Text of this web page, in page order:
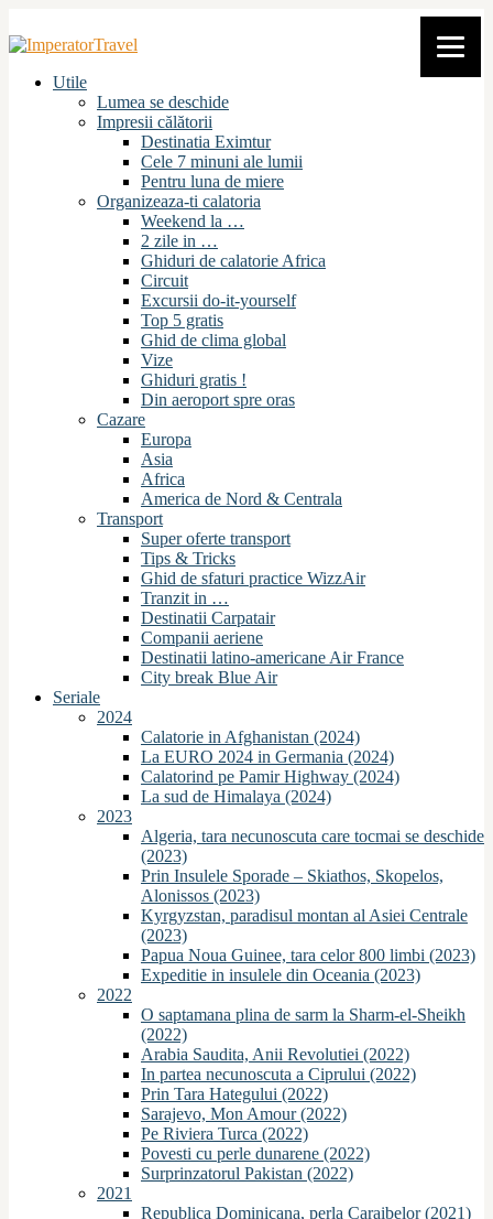
Utile
Lumea se deschide
Impresii călătorii
Destinatia Eximtur
Cele 7 minuni ale lumii
Pentru luna de miere
Organizeaza-ti calatoria
Weekend la …
2 zile in …
Ghiduri de calatorie Africa
Circuit
Excursii do-it-yourself
Top 5 gratis
Ghid de clima global
Vize
Ghiduri gratis !
Din aeroport spre oras
Cazare
Europa
Asia
Africa
America de Nord & Centrala
Transport
Super oferte transport
Tips & Tricks
Ghid de sfaturi practice WizzAir
Tranzit in …
Destinatii Carpatair
Companii aeriene
Destinatii latino-americane Air France
City break Blue Air
Seriale
2024
Calatorie in Afghanistan (2024)
La EURO 2024 in Germania (2024)
Calatorind pe Pamir Highway (2024)
La sud de Himalaya (2024)
2023
Algeria, tara necunoscuta care tocmai se deschide
(2023)
Prin Insulele Sporade – Skiathos, Skopelos,
Alonissos (2023)
Kyrgyzstan, paradisul montan al Asiei Centrale
(2023)
Papua Noua Guinee, tara celor 800 limbi (2023)
Expeditie in insulele din Oceania (2023)
2022
O saptamana plina de sarm la Sharm-el-Sheikh
(2022)
Arabia Saudita, Anii Revolutiei (2022)
In partea necunoscuta a Ciprului (2022)
Prin Tara Hategului (2022)
Sarajevo, Mon Amour (2022)
Pe Riviera Turca (2022)
Povesti cu perle dunarene (2022)
Surprinzatorul Pakistan (2022)
2021
Republica Dominicana, perla Caraibelor (2021)